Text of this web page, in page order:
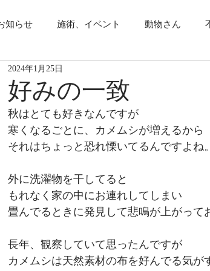
知らせ 施術、イベント 動物さん
好みの一致
2024年1月25日
秋はとても好きなんですが
寒くなるごとに、カメムシが増えるから
それはちょっと恐れ慄いてるんですよね。
外に洗濯物を干してると
もれなく家の中にお連れしてしまい
畳んでるときに発見して悲鳴が上がって
長年、観察していて思ったんですが
カメムシは天然素材の布を好んでる気が